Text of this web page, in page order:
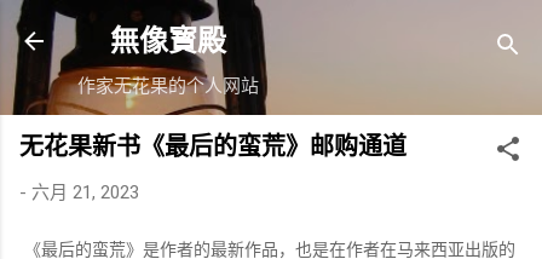
跳至主要内容
無像寳殿
作家无花果的个人网站
无花果新书《最后的蛮荒》邮购通道
- 六月 21, 2023
《最后的蛮荒》是作者的最新作品，也是在作者在马来西亚出版的